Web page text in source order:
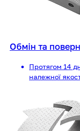
Обмін та
Протягом 14
належної